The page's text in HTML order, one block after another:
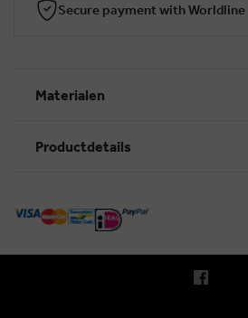
Secure payment with Worldline
Materialen
Productdetails
E.